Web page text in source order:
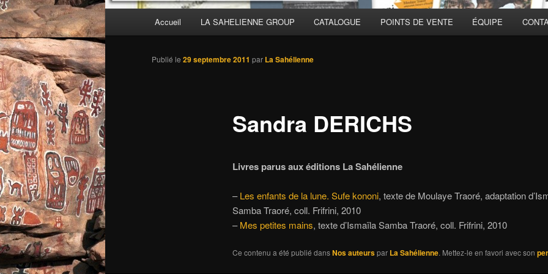
Accueil LA SAHELIENNE GROUP CATALOGUE POINTS DE VENTE ÉQUIPE
Sandra DERICHS
Publié le 29 septembre 2011 par La Sahélienne
Livres parus aux éditions La Sahélienne
–Les enfants de la lune. Sufe kononi, texte de Moulaye Traoré, adaptation
Samba Traoré, coll. Frifrini, 2010
–Mes petites mains, texte d’Ismaïla Samba Traoré, coll. Frifrini, 2010
Ce contenu a été publié dansNos auteurspar La Sahélienne. Mettez-le en favori avec son